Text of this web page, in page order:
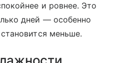
и ровнее. Это
дней — особенно
меньше.